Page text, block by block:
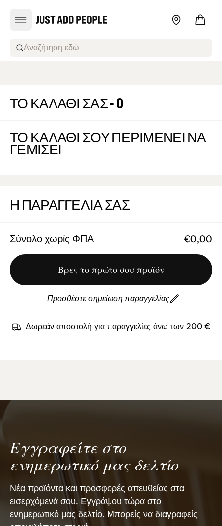
Αναζήτηση εδώ
ΤΟ ΚΑΛΆΘΙ ΣΑΣ - 0
ΤΟ ΚΑΛΆΘΙ ΣΟΥ ΠΕΡΙΜΈΝΕΙ ΝΑ
ΓΕΜΊΣΕΙ
Η ΠΑΡΑΓΓΕΛΊΑ ΣΑΣ
Σύνολο χωρίς ΦΠΑ €0,00
Βρες το πρώτο σου προϊόν
Προσθέστε σημείωση παραγγελίας
Δωρεάν αποστολή για παραγγελίες άνω των 200 €
Εγγραφείτε στο
ενημερωτικό μας δελτίο
Νέα προϊόντα και προσφορές απευθείας στα
εισερχόμενά σου. Εγγράψου τώρα στο
ενημερωτικό μας δελτίο. Μπορείς να διαγραφείς